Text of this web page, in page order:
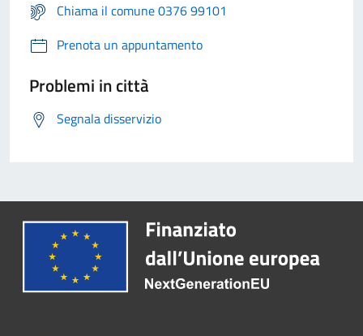
Chiama il comune 0376 99101
Prenota un appuntamento
Problemi in città
Segnala disservizio